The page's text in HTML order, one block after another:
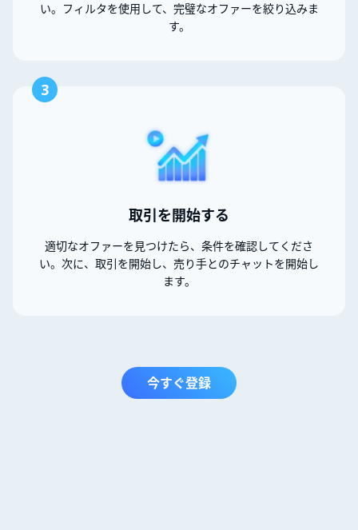
い。フィルタを使用して、完璧なオファーを絞り込みま
す。
3
取引を開始する
適切なオファーを見つけたら、条件を確認してくださ
い。次に、取引を開始し、売り手とのチャットを開始し
ます。
今すぐ登録